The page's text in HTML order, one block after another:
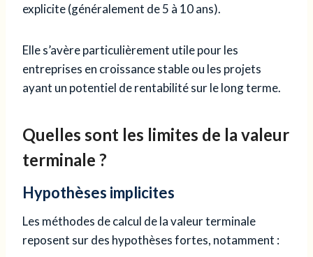
explicite (généralement de 5 à 10 ans).
Elle s’avère particulièrement utile pour les
entreprises en croissance stable ou les projets
ayant un potentiel de rentabilité sur le long terme.
Quelles sont les limites de la valeur
terminale ?
Hypothèses implicites
Les méthodes de calcul de la valeur terminale
reposent sur des hypothèses fortes, notamment :